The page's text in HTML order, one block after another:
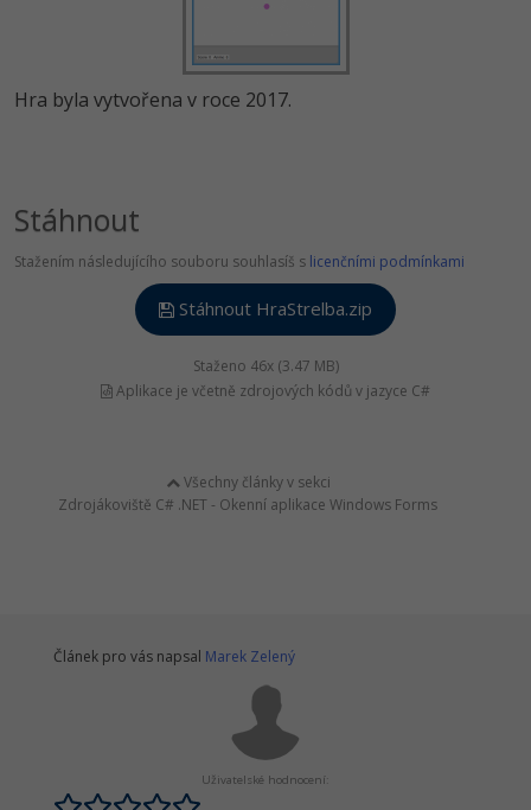
Hra byla vytvořena v roce 2017.
Stáhnout
Stažením následujícího souboru souhlasíš s licenčními podmínkami
Stáhnout HraStrelba.zip
Staženo 46x (3.47 MB)
Aplikace je včetně zdrojových kódů v jazyce C#
Všechny články v sekci
Zdrojákoviště C# .NET - Okenní aplikace Windows Forms
Článek pro vás napsal Marek Zelený
Uživatelské hodnocení: